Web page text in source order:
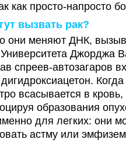
как просто-напросто
вызвать рак?
они меняют ДНК,
Джорджа
спреев-автозагаров
всасывается в
образования
для легких: они
астму или